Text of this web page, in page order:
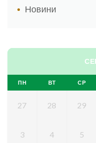
Новини
ПН ВТ СР
27 28 29
3 4 5